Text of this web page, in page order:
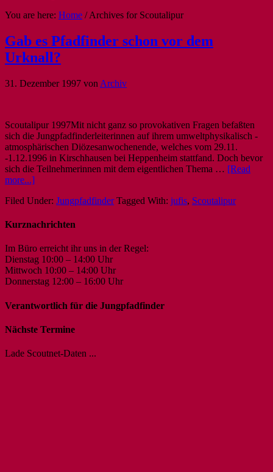
You are here: Home /Archives for Scoutalipur
Gab es Pfadfinder schon vor dem
Urknall?
31. Dezember 1997 von Archiv
Scoutalipur 1997Mit nicht ganz so provokativen Fragen befaßten
sich die Jungpfadfinderleiterinnen auf ihrem umweltphysikalisch -
atmosphärischen Diözesanwochenende, welches vom 29.11.
-1.12.1996 in Kirschhausen bei Heppenheim stattfand. Doch bevor
sich die Teilnehmerinnen mit dem eigentlichen Thema … [Read
more...]
Filed Under: Jungpfadfinder Tagged With: jufis, Scoutalipur
Kurznachrichten
Im Büro erreicht ihr uns in der Regel:
Dienstag 10:00 – 14:00 Uhr
Mittwoch 10:00 – 14:00 Uhr
Donnerstag 12:00 – 16:00 Uhr
Verantwortlich für die Jungpfadfinder
Nächste Termine
Lade Scoutnet-Daten ...